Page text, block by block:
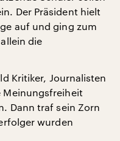
Der Präsident hielt
auf und ging zum
die
Kritiker, Journalisten
Meinungsfreiheit
Dann traf sein Zorn
wurden